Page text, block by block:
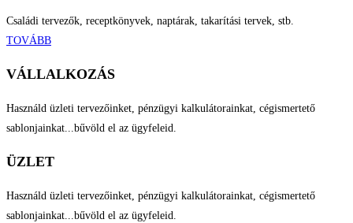
Családi tervezők, receptkönyvek, naptárak, takarítási tervek, stb.
TOVÁBB
VÁLLALKOZÁS
Használd üzleti tervezőinket, pénzügyi kalkulátorainkat, cégismertető
sablonjainkat...bűvöld el az ügyfeleid.
ÜZLET
Használd üzleti tervezőinket, pénzügyi kalkulátorainkat, cégismertető
sablonjainkat...bűvöld el az ügyfeleid.